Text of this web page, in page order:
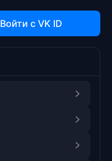
Войти c VK ID